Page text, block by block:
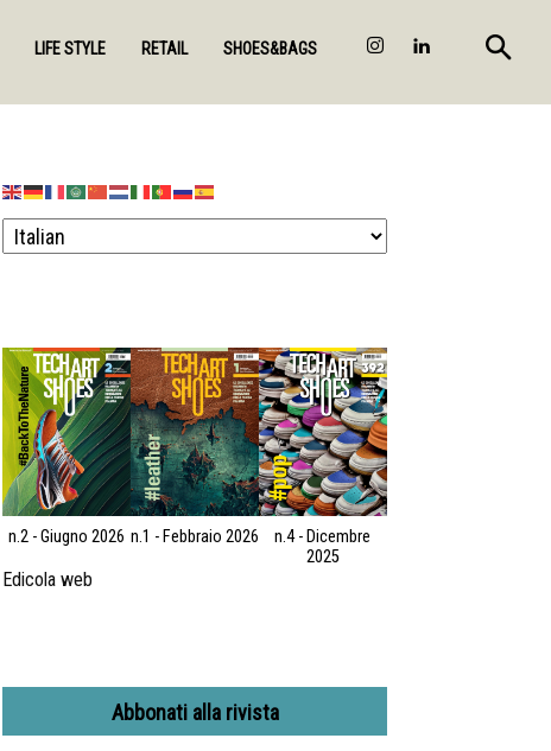
LIFE STYLE RETAIL SHOES&BAGS
n.2 - Giugno 2026 n.1 - Febbraio 2026
n.4 - Dicembre
2025
Edicola web
Abbonati alla rivista